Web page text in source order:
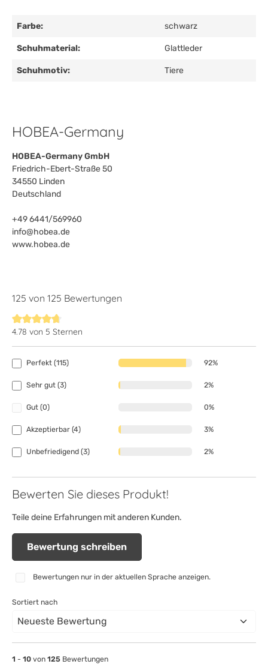
Farbe: schwarz
Schuhmaterial: Glattleder
Schuhmotiv: Tiere
HOBEA-Germany
HOBEA-Germany GmbH
Friedrich-Ebert-Straße 50
34550 Linden
Deutschland
+49 6441/569960
info@hobea.de
www.hobea.de
125 von 125 Bewertungen
Durchschnittliche Bewertung von 4.7 von 5 Sternen
4.78 von 5 Sternen
Perfekt (115) 92%
Sehr gut (3) 2%
Gut (0) 0%
Akzeptierbar (4) 3%
Unbefriedigend (3) 2%
Bewerten Sie dieses Produkt!
Teile deine Erfahrungen mit anderen Kunden.
Bewertung schreiben
Bewertungen nur in der aktuellen Sprache anzeigen.
Sortiert nach
1 - 10 von 125 Bewertungen